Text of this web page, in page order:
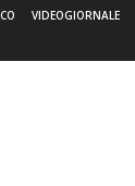
VIDEOGIORNALE